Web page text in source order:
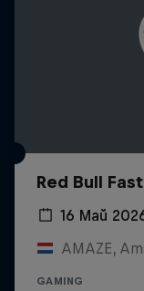
Red Bull
16 Май
AMAZE,
GAMING